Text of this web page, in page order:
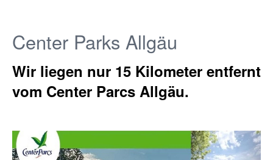
Center Parks Allgäu
Wir liegen nur 15 Kilometer entfernt
vom Center Parcs Allgäu.